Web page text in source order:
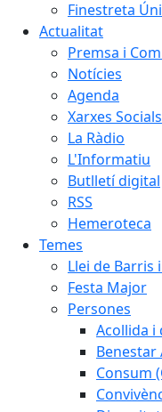
Finestreta
Actualitat
Premsa i
Notícies
Agenda
Xarxes Socials
La Ràdio
L'Informatiu
Butlletí digital
RSS
Hemeroteca
Temes
Llei de Barris
Festa Major
Persones
Acollida i
Benestar
Consum